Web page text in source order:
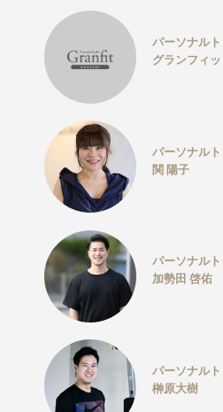
パーソナル
グランフィ
パーソナル
関 陽子
パーソナル
加勢田 啓佑
パーソナル
榊原大樹